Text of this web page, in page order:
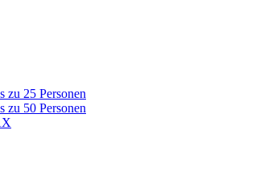
zu 25 Personen
zu 50 Personen